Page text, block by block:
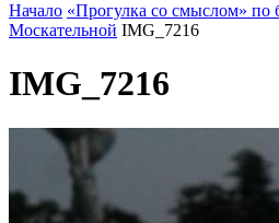
Начало «Прогулка со смыслом» по
Москательной IMG_7216
IMG_7216